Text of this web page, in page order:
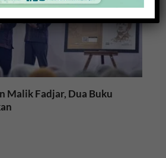
Malik Fadjar, Dua Buku